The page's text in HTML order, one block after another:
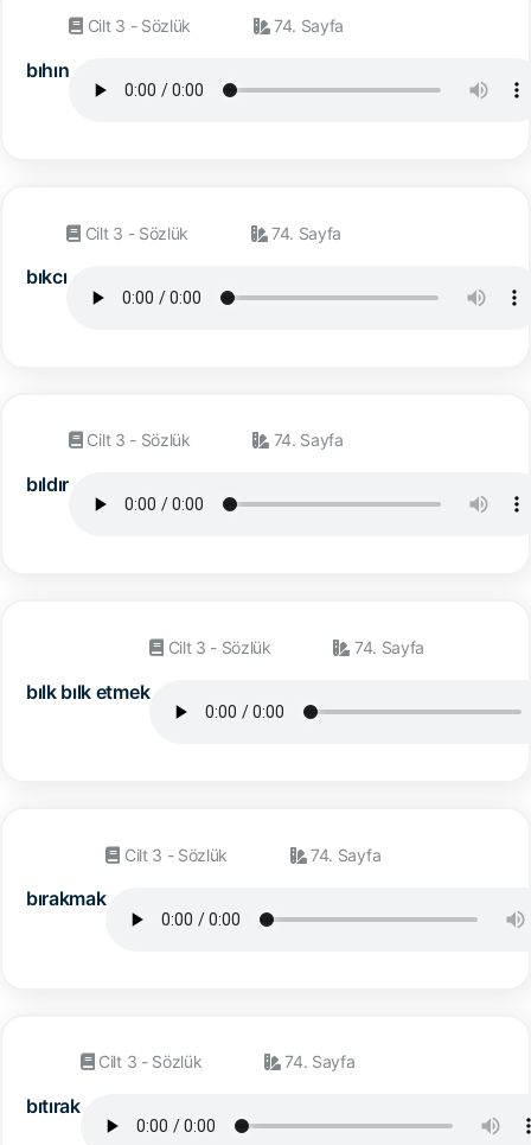
bıhın
Cilt 3 - Sözlük 74. Sayfa
bıkcı
Cilt 3 - Sözlük 74. Sayfa
bıldır
Cilt 3 - Sözlük 74. Sayfa
bılk bılk etmek
Cilt 3 - Sözlük 74. Sayfa
bırakmak
Cilt 3 - Sözlük 74. Sayfa
bıtırak
Cilt 3 - Sözlük 74. Sayfa